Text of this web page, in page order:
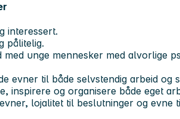
interessert.
pålitelig.
med unge mennesker med alvorlige
evner til både selvstendig arbeid og
inspirere og organisere både eget
lojalitet til beslutninger og evne